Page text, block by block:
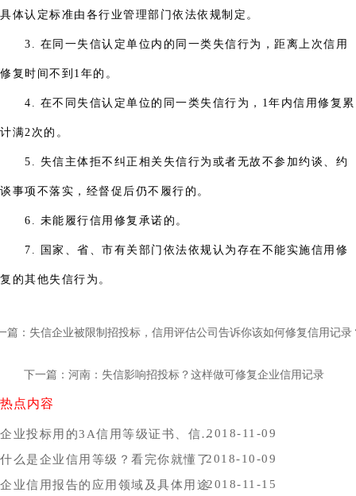
具体认定标准由各行业管理部门依法依规制定。
3. 在同一失信认定单位内的同一类失信行为，距离上次信用
修复时间不到1年的。
4. 在不同失信认定单位的同一类失信行为，1年内信用修复累
计满2次的。
5. 失信主体拒不纠正相关失信行为或者无故不参加约谈、约
谈事项不落实，经督促后仍不履行的。
6. 未能履行信用修复承诺的。
7. 国家、省、市有关部门依法依规认为存在不能实施信用修
复的其他失信行为。
篇：失信企业被限制招投标，信用评估公司告诉你该如何修复信用记录
下一篇：河南：失信影响招投标？这样做可修复企业信用记录
热点内容
企业投标用的3A信用等级证书、信用报告办理时间，哪里办比较好？2018-11-09
什么是企业信用等级？看完你就懂了2018-10-09
企业信用报告的应用领域及具体用途2018-11-15